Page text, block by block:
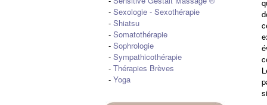
- Sexologie - Sexothérapie
- Shiatsu
- Somatothérapie
- Sophrologie
- Sympathicothérapie
- Thérapies Brèves
- Yoga